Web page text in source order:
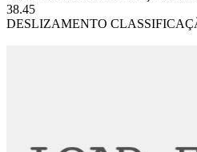
38.45
DESLIZAMENTO